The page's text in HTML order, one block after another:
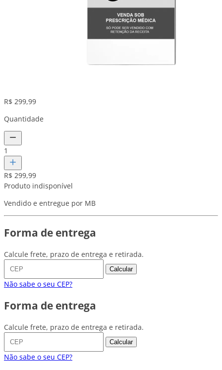
R$ 299,99
Quantidade
1
R$ 299,99
Produto indisponível
Vendido e entregue por MB
Forma de entrega
Calcule frete, prazo de entrega e retirada.
Calcular
Não sabe o seu CEP?
Forma de entrega
Calcule frete, prazo de entrega e retirada.
Calcular
Não sabe o seu CEP?